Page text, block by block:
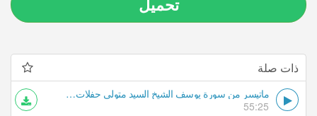
ذات صلة
ماتيسر من سورة يوسف الشيخ السيد متولي حفلات تلاوات مجودة
55:25